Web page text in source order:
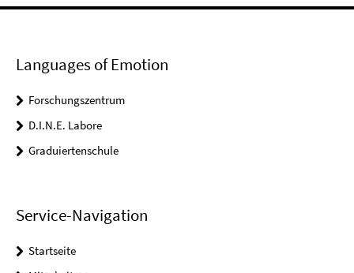
Languages of Emotion
Forschungszentrum
D.I.N.E. Labore
Graduiertenschule
Service-Navigation
Startseite